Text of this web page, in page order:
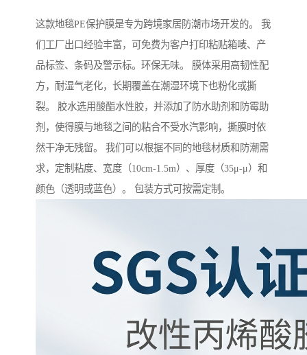
这款地毯PE保护膜是专为跨境家居防潮市场开发的。 我
们工厂出口经验丰富，可免费为客户打印粘贴箱唛、产
品标签、条码及警示标。环保无味。 膜体采用高韧性配
方，耐湿气老化，长期覆盖在潮湿环境下也粉化或撕
裂。 胶水选用酸酯水性胶，并添加了防水助剂和防霉助
剂，使得膜与地毯之间的粘合不受水汽影响，撕膜时依
然干净无残留。 我们可以根据不同的地毯材质和防潮需
求，定制粘度、宽度（10cm-1.5m）、厚度（35μ-μ）和
颜色（透明或蓝色）。 包装方式可按需定制。